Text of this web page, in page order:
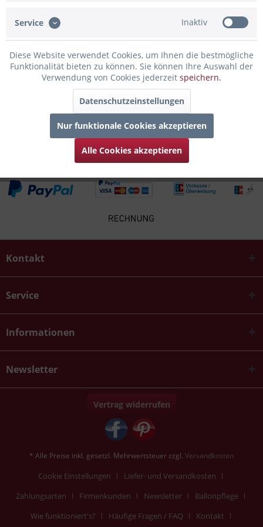
Infos zum Hersteller
Folgende Infos zum Hersteller sind verfübar......mehr
Zubehör 4
Kunden kauften auch
Kunden haben sich ebenfalls angesehen
Kontakt
Service
Informationen
Newsletter
Vertrag widerrufen
* Alle Preise inkl. gesetzl. Mehrwertsteuer zzgl. Versandkosten
Cookie Einstellungen
Liefer- und Versandkosten
Zahlungsarten
Firmenkunden Newsletter
Ballonpflege
Wie funktioniert's?
Häufige Fragen / FAQ Kontakt
Service Inaktiv
Diese Website verwendet Cookies, um Ihnen die bestmögliche
Funktionalität bieten zu können. Sie können Ihre Auswahl der
Verwendung von Cookies jederzeit speichern.
Datenschutzeinstellungen
Nur funktionale Cookies akzeptieren
Alle Cookies akzeptieren